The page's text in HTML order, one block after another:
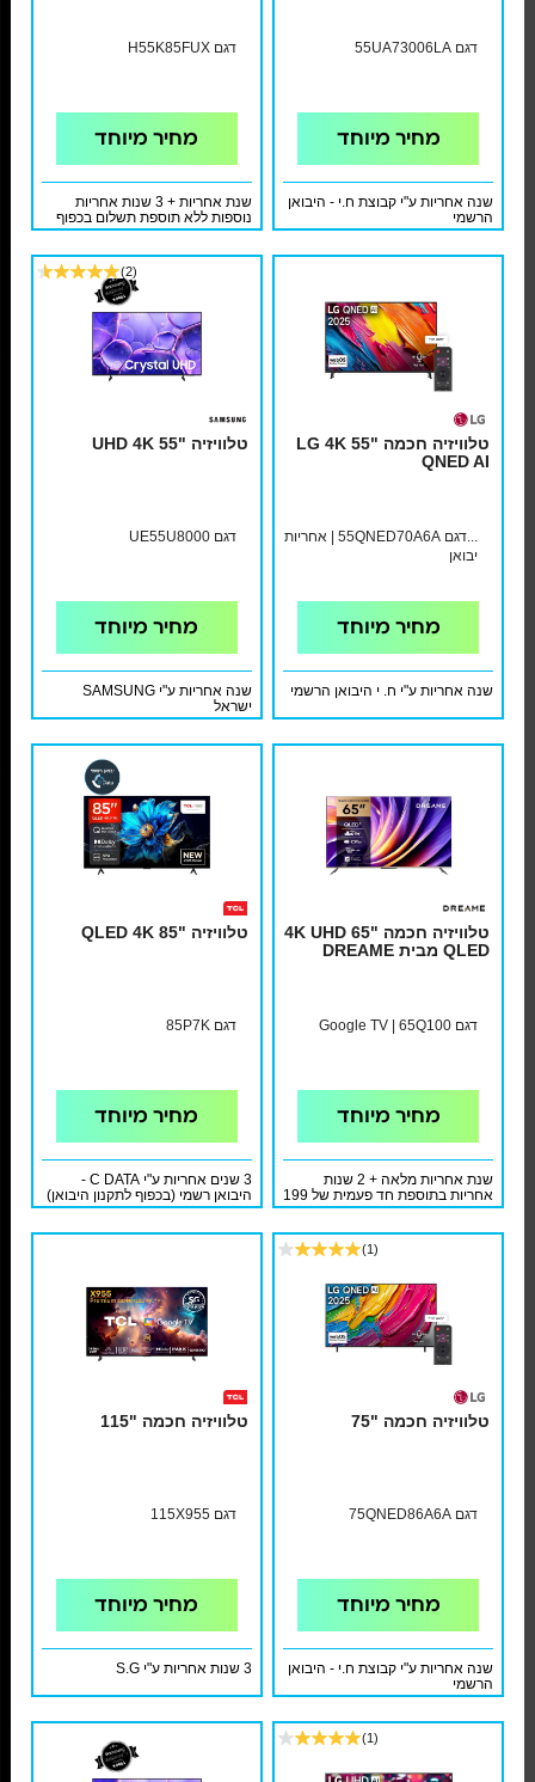
דגם 55UA73006LA
מחיר מיוחד
שנה אחריות ע"י קבוצת ח.י - היבואן
הרשמי
דגם H55K85FUX
מחיר מיוחד
שנת אחריות + 3 שנות אחריות
נוספות ללא תוספת תשלום בכפוף
לתעודת אחריות ולתקנון
טלוויזיה חכמה "55 LG 4K
QNED AI
...דגם 55QNED70A6A | אחריות
יבואן
מחיר מיוחד
שנה אחריות ע"י ח. י היבואן הרשמי
(2)
טלוויזיה "55 UHD 4K
דגם UE55U8000
מחיר מיוחד
שנה אחריות ע"י SAMSUNG
ישראל
טלוויזיה חכמה "65 4K UHD
QLED מבית DREAME
דגם Google TV | 65Q100
מחיר מיוחד
שנת אחריות מלאה + 2 שנות
אחריות בתוספת חד פעמית של 199
ש"ח ע"י אלקטרוניקס פרוטלפון
טלוויזיה "85 QLED 4K
דגם 85P7K
מחיר מיוחד
3 שנים אחריות ע"י C DATA -
היבואן רשמי (בכפוף לתקנון היבואן)
(1)
טלוויזיה חכמה "75
דגם 75QNED86A6A
מחיר מיוחד
שנה אחריות ע"י קבוצת ח.י - היבואן
הרשמי
טלוויזיה חכמה "115
דגם 115X955
מחיר מיוחד
3 שנות אחריות ע"י S.G
(1)